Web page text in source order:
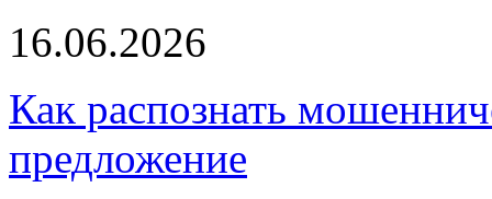
16.06.2026
Как распознать
предложение